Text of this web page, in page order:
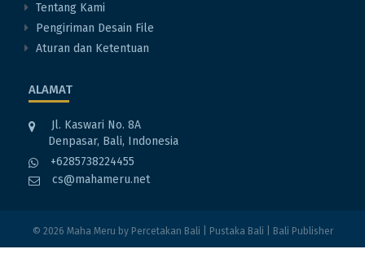
Tentang Kami
Pengiriman Desain File
Aturan dan Ketentuan
ALAMAT
Jl. Kaswari No. 8A
Denpasar, Bali, Indonesia
+6285738224455
cs@mahameru.net
© 2026 Maha Meru by Percetakan Bali Pustaka Bali Bali Publisher